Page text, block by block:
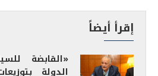
إقرأ أيضاً
«القابضة